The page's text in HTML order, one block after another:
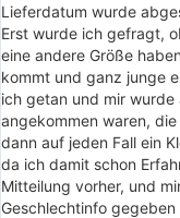
Lieferdatum wurde
Erst wurde ich gefragt,
eine andere Größe
kommt und ganz junge
ich getan und mir
angekommen waren,
dann auf jeden Fall ein
da ich damit schon
Mitteilung vorher, und
Geschlechtinfo